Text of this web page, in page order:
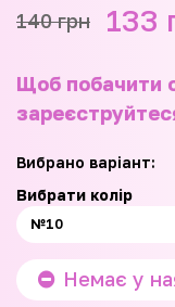
140 грн 133
Щоб побачити
Вибрано варіант:
Вибрати колір
Немає у